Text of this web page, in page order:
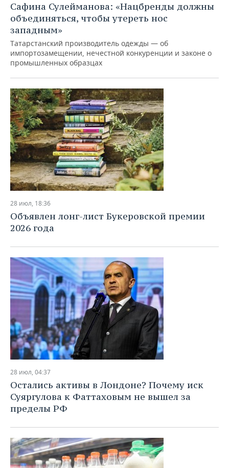
Сафина Сулейманова: «Нацбренды должны
объединяться, чтобы утереть нос
западным»
Татарстанский производитель одежды — об
импортозамещении, нечестной конкуренции и законе о
промышленных образцах
28 июл, 18:36
Объявлен лонг-лист Букеровской премии
2026 года
28 июл, 04:37
Остались активы в Лондоне? Почему иск
Суяргулова к Фаттаховым не вышел за
пределы РФ